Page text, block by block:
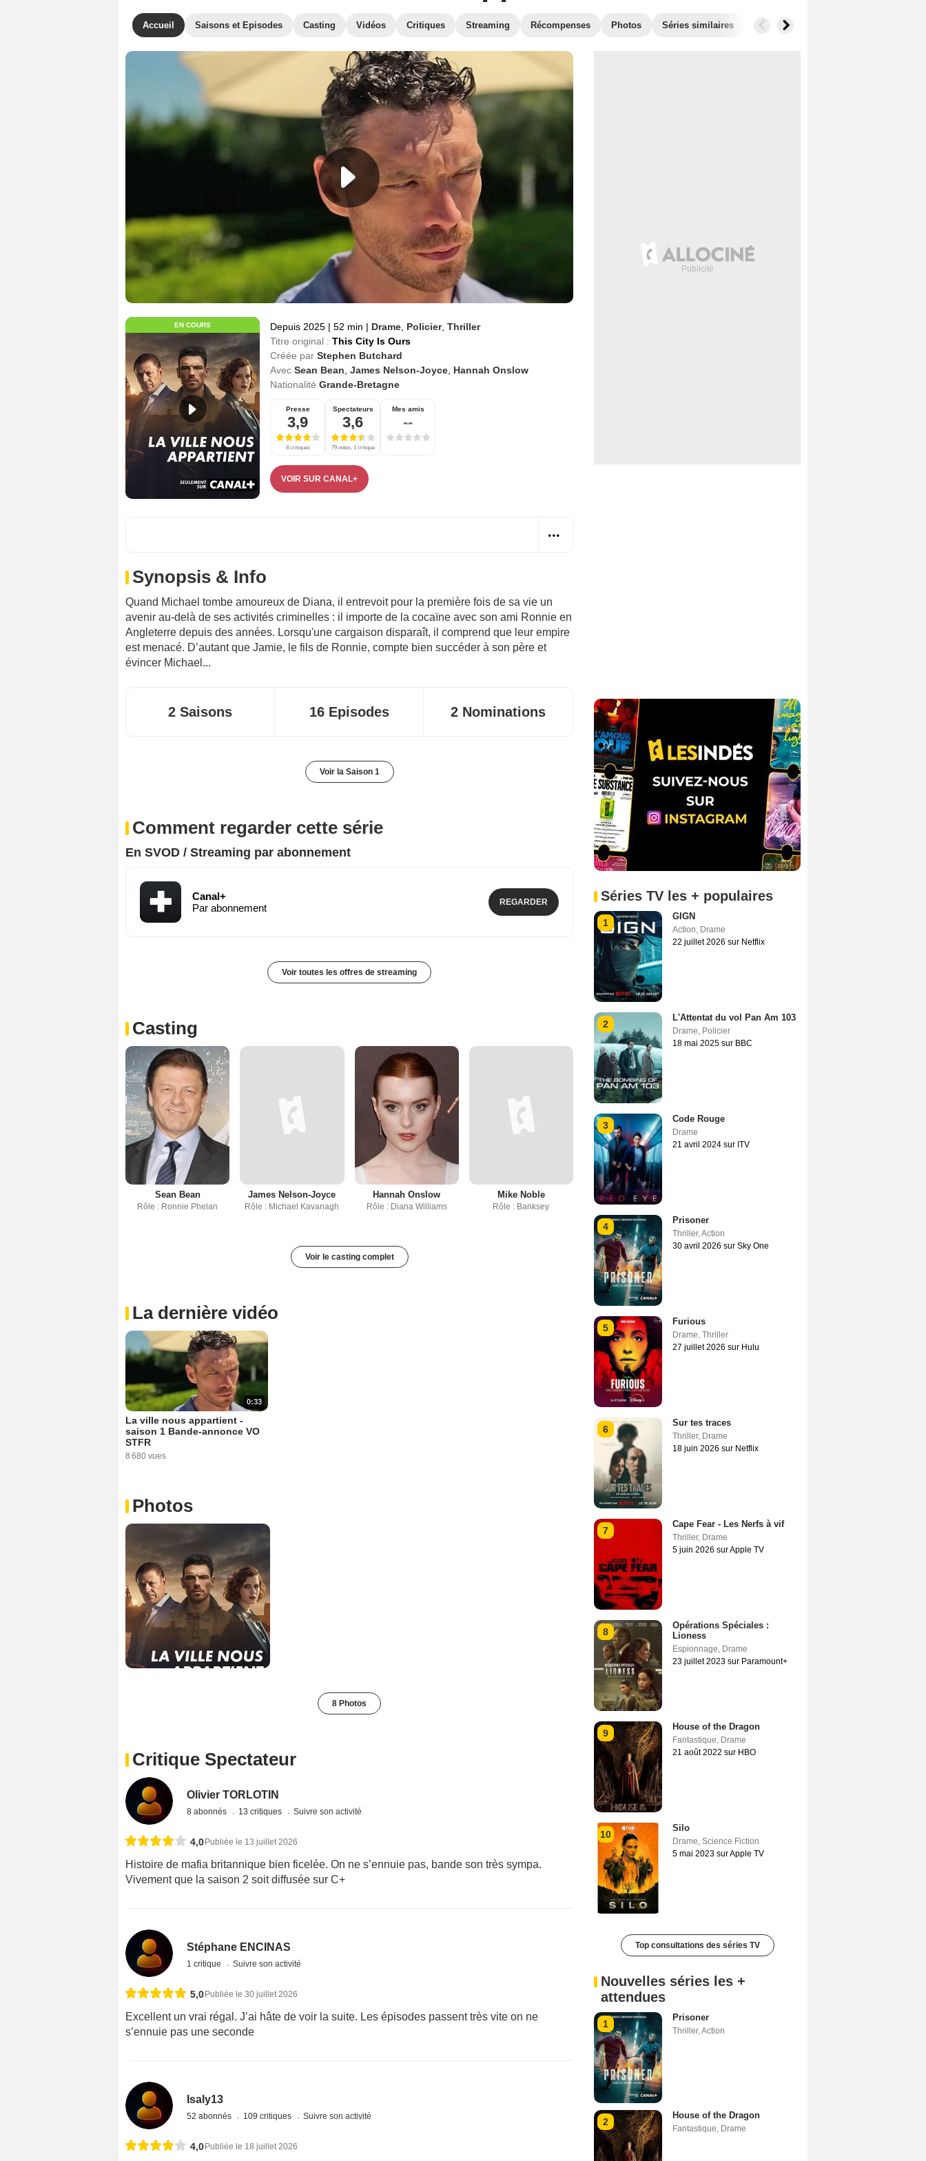
Accueil Saisons et Episodes Casting Vidéos Critiques Streaming Récompenses Photos Séries similaires
EN COURS Depuis 2025 | 52 min | Drame Policier, Thriller
Titre original : This City Is Ours
Créée par Stephen Butchard
Avec Sean Bean James Nelson-Joyce Hannah Onslow
Nationalité Grande-Bretagne
Presse
3,9
8 critiques
Spectateurs
3,6
79 notes, 1 critique
Mes amis
--
VOIR SUR CANAL+
Synopsis & Info
Quand Michael tombe amoureux de Diana, il entrevoit pour la première fois de sa vie un
avenir au-delà de ses activités criminelles : il importe de la cocaïne avec son ami Ronnie en
Angleterre depuis des années. Lorsqu'une cargaison disparaît, il comprend que leur empire
est menacé. D’autant que Jamie, le fils de Ronnie, compte bien succéder à son père et
évincer Michael...
2 Saisons 16 Episodes 2 Nominations
Voir la Saison 1
Comment regarder cette série
En SVOD / Streaming par abonnement
Canal+
Par abonnement
REGARDER
Voir toutes les offres de streaming
Casting
Sean Bean
Rôle : Ronnie Phelan
James Nelson-Joyce
Rôle : Michael Kavanagh
Hannah Onslow
Rôle : Diana Williams
Mike Noble
Rôle : Banksey
Voir le casting complet
La dernière vidéo
0:33
La ville nous appartient -
saison 1 Bande-annonce VO
STFR
8 680 vues
Photos
8 Photos
Critique Spectateur
Olivier TORLOTIN
8 abonnés 13 critiques Suivre son activité
4,0Publiée le 13 juillet 2026
Histoire de mafia britannique bien ficelée. On ne s’ennuie pas, bande son très sympa.
Vivement que la saison 2 soit diffusée sur C+
Stéphane ENCINAS
1 critique Suivre son activité
5,0Publiée le 30 juillet 2026
Excellent un vrai régal. J’ai hâte de voir la suite. Les épisodes passent très vite on ne
s’ennuie pas une seconde
Isaly13
52 abonnés 109 critiques Suivre son activité
4,0Publiée le 18 juillet 2026
Séries TV les + populaires
1
GIGN
Action, Drame
22 juillet 2026 sur Netflix
2
L'Attentat du vol Pan Am 103
Drame, Policier
18 mai 2025 sur BBC
3
Code Rouge
Drame
21 avril 2024 sur ITV
4
Prisoner
Thriller,Action
30 avril 2026 sur Sky One
5
Furious
Drame, Thriller
27 juillet 2026 sur Hulu
6
Sur tes traces
Thriller, Drame
18 juin 2026 sur Netflix
7
Cape Fear - Les Nerfs à vif
Thriller, Drame
5 juin 2026 sur Apple TV
8
Opérations Spéciales :
Lioness
Espionnage, Drame
23 juillet 2023 sur Paramount+
9
House of the Dragon
Fantastique, Drame
21 août 2022 sur HBO
10
Silo
Drame, Science Fiction
5 mai 2023 sur Apple TV
Top consultations des séries TV
Nouvelles séries les +
attendues
1
Prisoner
Thriller,Action
2
House of the Dragon
Fantastique, Drame